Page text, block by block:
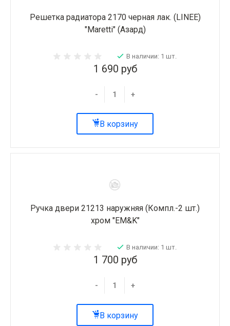
Решетка радиатора 2170 черная лак. (LINEE)
"Maretti" (Азард)
В наличии: 1 шт.
1 690 руб
- +
В корзину
Ручка двери 21213 наружняя (Компл.-2 шт.)
хром "EM&K"
В наличии: 1 шт.
1 700 руб
- +
В корзину